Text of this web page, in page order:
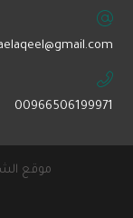
00966506199971
موقع